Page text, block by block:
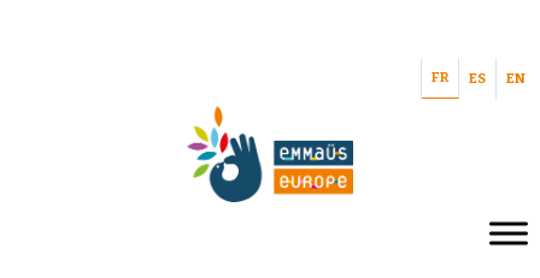
FR ES EN